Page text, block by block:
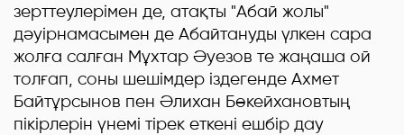
зерттеулерімен де, атақты "Абай жолы"
дәуірнамасымен де Абайтануды үлкен сара
жолға салған Мұхтар Әуезов те жаңаша ой
толғап, соны шешімдер іздегенде Ахмет
Байтұрсынов пен Әлихан Бөкейхановтың
пікірлерін үнемі тірек еткені ешбір дау